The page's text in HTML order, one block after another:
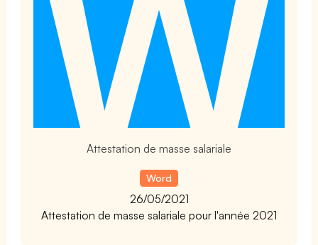
Attestation de masse salariale
Word
26/05/2021
Attestation de masse salariale pour l'année 2021